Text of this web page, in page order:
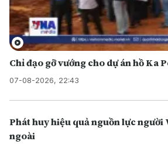
Chỉ đạo gỡ vướng cho dự án hồ Ka
07-08-2026, 22:43
Phát huy hiệu quả nguồn lực người
ngoài